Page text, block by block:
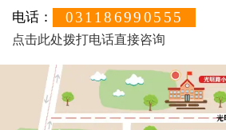
电话： 031186990555
点击此处拨打电话直接咨询